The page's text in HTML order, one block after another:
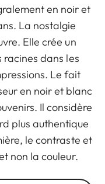
en noir et
La nostalgie
Elle crée un
racines dans les
Le fait
en noir et blanc
Il considère
plus authentique
le contraste et
non la couleur.